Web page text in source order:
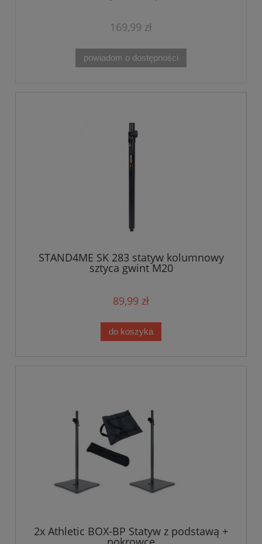
169,99 zł
powiadom o dostępności
STAND4ME SK 283 statyw kolumnowy
sztyca gwint M20
89,99 zł
do koszyka
2x Athletic BOX-BP Statyw z podstawą +